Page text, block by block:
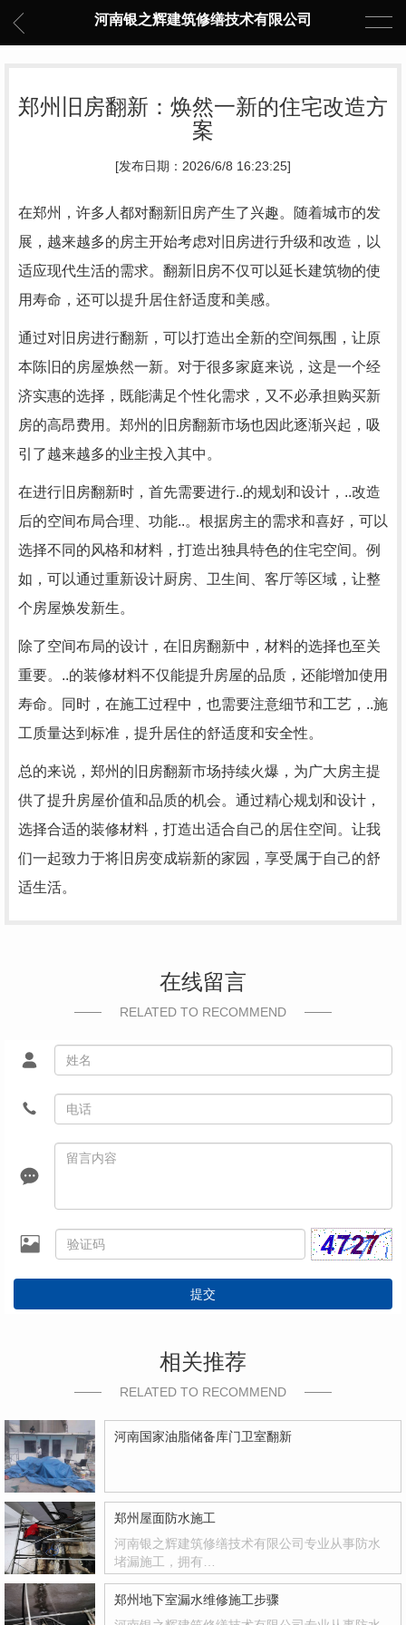
河南银之辉建筑修缮技术有限公司
郑州旧房翻新：焕然一新的住宅改造方
案
[发布日期：2026/6/8 16:23:25]
在郑州，许多人都对翻新旧房产生了兴趣。随着城市的发
展，越来越多的房主开始考虑对旧房进行升级和改造，以
适应现代生活的需求。翻新旧房不仅可以延长建筑物的使
用寿命，还可以提升居住舒适度和美感。
通过对旧房进行翻新，可以打造出全新的空间氛围，让原
本陈旧的房屋焕然一新。对于很多家庭来说，这是一个经
济实惠的选择，既能满足个性化需求，又不必承担购买新
房的高昂费用。郑州的旧房翻新市场也因此逐渐兴起，吸
引了越来越多的业主投入其中。
在进行旧房翻新时，首先需要进行..的规划和设计，..改造
后的空间布局合理、功能..。根据房主的需求和喜好，可以
选择不同的风格和材料，打造出独具特色的住宅空间。例
如，可以通过重新设计厨房、卫生间、客厅等区域，让整
个房屋焕发新生。
除了空间布局的设计，在旧房翻新中，材料的选择也至关
重要。..的装修材料不仅能提升房屋的品质，还能增加使用
寿命。同时，在施工过程中，也需要注意细节和工艺，..施
工质量达到标准，提升居住的舒适度和安全性。
总的来说，郑州的旧房翻新市场持续火爆，为广大房主提
供了提升房屋价值和品质的机会。通过精心规划和设计，
选择合适的装修材料，打造出适合自己的居住空间。让我
们一起致力于将旧房变成崭新的家园，享受属于自己的舒
适生活。
在线留言
RELATED TO RECOMMEND
提交
相关推荐
RELATED TO RECOMMEND
河南国家油脂储备库门卫室翻新
郑州屋面防水施工
河南银之辉建筑修缮技术有限公司专业从事防水
堵漏施工，拥有…
郑州地下室漏水维修施工步骤